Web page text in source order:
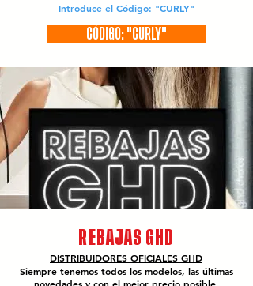
Introduce el Código: "CURLY"
CÓDIGO: "CURLY"
REBAJAS GHD
DISTRIBUIDORES OFICIALES GHD
Siempre tenemos todos los modelos, las últimas